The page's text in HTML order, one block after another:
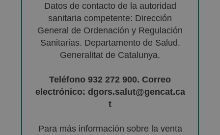
Datos de contacto de la autoridad
sanitaria competente: Dirección
General de Ordenación y Regulación
Sanitarias. Departamento de Salud.
Generalitat de Catalunya.
Teléfono 932 272 900. Correo
electrónico: dgors.salut@gencat.ca
t
Para más información sobre la venta